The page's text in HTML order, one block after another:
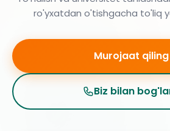
ro'yxatdan o'tishgacha to'liq
Murojaat qiling
Biz bilan